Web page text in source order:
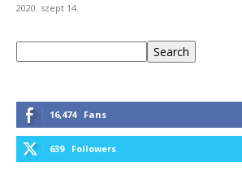
2020. szept 14.
Search
16,474 Fans
639 Followers